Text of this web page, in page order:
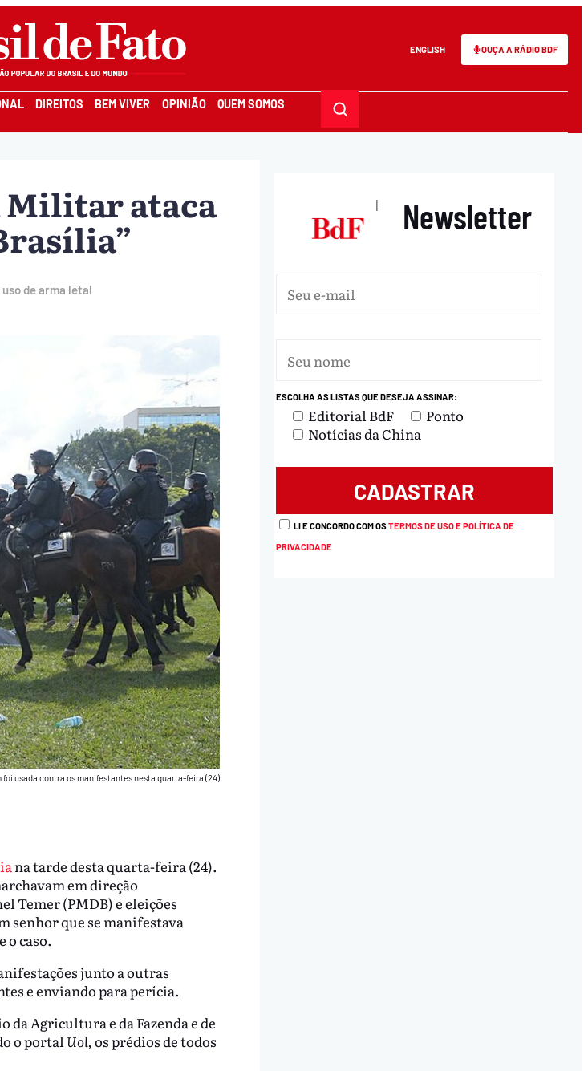
ENGLISH OUÇA A RÁDIO BDF
DIREITOS BEM VIVER OPINIÃO QUEM SOMOS
Militar ataca
de arma letal
usada contra os manifestantes nesta quarta-feira (24)
na tarde desta quarta-feira (24).
em direção
Temer (PMDB) e eleições
senhor que se manifestava
o caso.
junto a outras
e enviando para perícia.
Agricultura e da Fazenda e de
o portalUol,os prédios de todos
| Newsletter
ESCOLHA AS LISTAS QUE DESEJA ASSINAR:
Editorial BdF
Ponto
Notícias da China
LI E CONCORDO COM OSTERMOS DE USO E POLÍTICA DE
PRIVACIDADE